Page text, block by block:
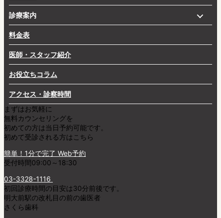
診療案内
一般歯科
虫歯治療
歯周病治療
インプラント
セラミック矯正
口腔外科
親知らず抜歯
マウスピース矯正
料金表
医師・スタッフ紹介
お役立ちコラム
アクセス・診察時間
まずはお気軽に
無料カウンセリングを
初めての方は当日予約可能です。
初めて受診される方はこちら
簡単！1分で完了 Web予約
受付時間09:00～18:30
03-3328-1116
初回診療時間の目安は30分前後です。
明大前駅の改札目の前の歯医者
さくら歯科